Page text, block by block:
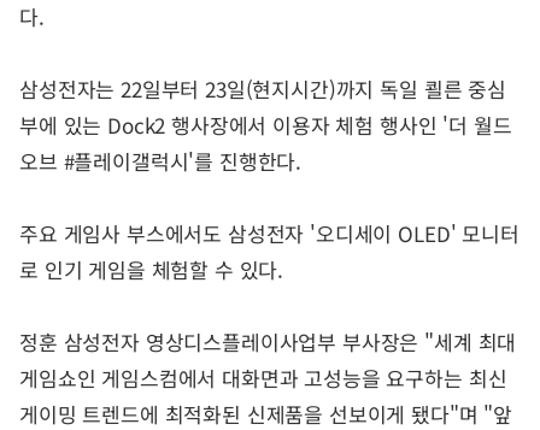
다.
삼성전자는 22일부터 23일(현지시간)까지 독일 쾰른 중심
부에 있는 Dock2 행사장에서 이용자 체험 행사인 '더 월드
오브 #플레이갤럭시'를 진행한다.
주요 게임사 부스에서도 삼성전자 '오디세이 OLED' 모니터
로 인기 게임을 체험할 수 있다.
정훈 삼성전자 영상디스플레이사업부 부사장은 "세계 최대
게임쇼인 게임스컴에서 대화면과 고성능을 요구하는 최신
게이밍 트렌드에 최적화된 신제품을 선보이게 됐다"며 "앞